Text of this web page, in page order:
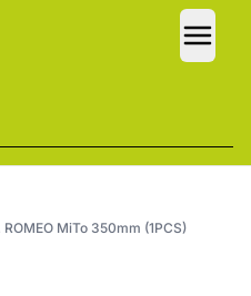
MiTo 350mm (1PCS)